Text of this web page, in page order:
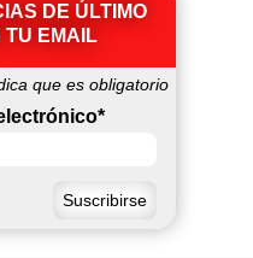
DE ÚLTIMO
TU EMAIL
que es obligatorio
*